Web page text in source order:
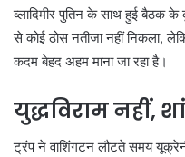
व्लादिमीर पुतिन के साथ हुई बैठक
से कोई ठोस नतीजा नहीं निकला,
कदम बेहद अहम माना जा रहा है।
युद्धविराम नहीं,
ट्रंप ने वाशिंगटन लौटते समय